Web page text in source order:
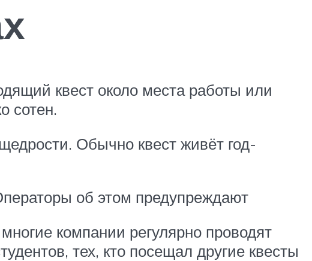
квест около места работы или
сотен.
Обычно квест живёт год-
об этом предупреждают
компании регулярно проводят
тех, кто посещал другие квесты